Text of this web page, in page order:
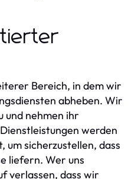
Bereich, in dem wir
abheben. Wir
und nehmen ihr
werden
sicherzustellen, dass
liefern. Wer uns
verlassen, dass wir